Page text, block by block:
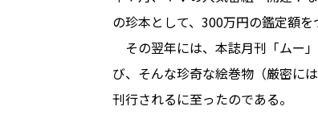
の珍本として、300万円の鑑定額を
その翌年には、本誌月刊「ムー
び、そんな珍奇な絵巻物（厳密に
刊行されるに至ったのである。